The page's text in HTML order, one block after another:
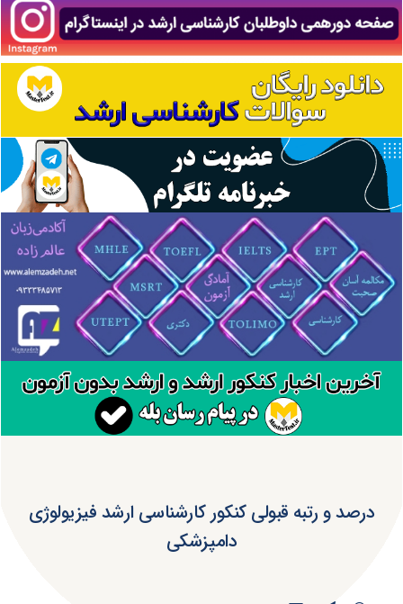
درصد و رتبه قبولی کنکور کارشناسی ارشد فیزیولوژی
دامپزشکی